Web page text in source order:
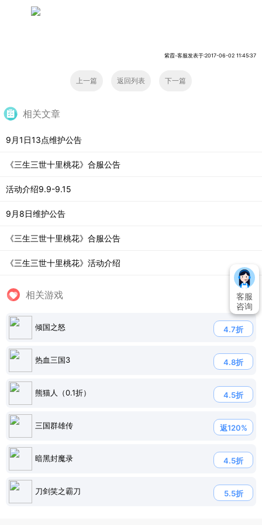
紫霞-客服发表于:2017-06-02 11:45:37
上一篇 返回列表 下一篇
相关文章
9月1日13点维护公告
《三生三世十里桃花》合服公告
活动介绍9.9-9.15
9月8日维护公告
《三生三世十里桃花》合服公告
《三生三世十里桃花》活动介绍
相关游戏
倾国之怒 4.7折
热血三国3 4.8折
熊猫人（0.1折） 4.5折
三国群雄传 返120%
暗黑封魔录 4.5折
刀剑笑之霸刀 5.5折
客服
咨询